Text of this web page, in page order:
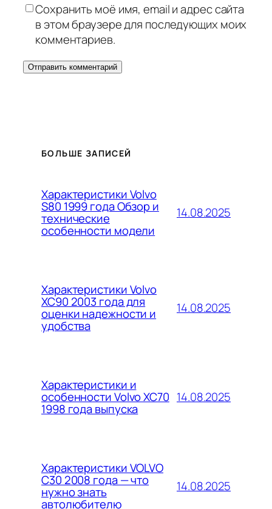
Сохранить моё имя, email и адрес сайта
в этом браузере для последующих моих
комментариев.
БОЛЬШЕ ЗАПИСЕЙ
Характеристики Volvo
S80 1999 года Обзор и
технические
особенности модели
14.08.2025
Характеристики Volvo
XC90 2003 года для
оценки надежности и
удобства
14.08.2025
Характеристики и
особенности Volvo XC70
1998 года выпуска
14.08.2025
Характеристики VOLVO
C30 2008 года — что
нужно знать
автолюбителю
14.08.2025